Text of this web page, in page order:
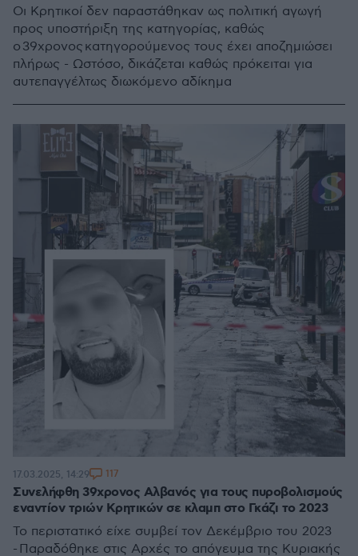
Οι Κρητικοί δεν παραστάθηκαν ως πολιτική αγωγή
προς υποστήριξη της κατηγορίας, καθώς
ο 39χρονος κατηγορούμενος τους έχει αποζημιώσει
πλήρως - Ωστόσο, δικάζεται καθώς πρόκειται για
αυτεπαγγέλτως διωκόμενο αδίκημα
Συνελήφθη 39χρονος Αλβανός για τους πυροβολισμούς
εναντίον τριών Κρητικών σε κλαμπ στο Γκάζι το 2023
Το περιστατικό είχε συμβεί τον Δεκέμβριο του 2023
- Παραδόθηκε στις Αρχές το απόγευμα της Κυριακής
17.03.2025, 14:29 117